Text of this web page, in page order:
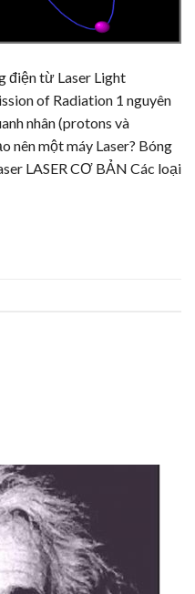
điện từ Laser Light
of Radiation 1 nguyên
nhân (protons và
nên một máy Laser? Bóng
LASER CƠ BẢN Các loại